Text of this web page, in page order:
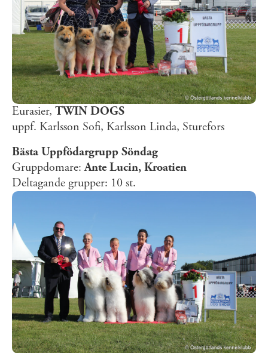
Eurasier, TWIN DOGS
uppf. Karlsson Sofi, Karlsson Linda, Sturefors
Bästa Uppfödargrupp Söndag
Gruppdomare:Ante Lucin, Kroatien
Deltagande grupper: 10 st.